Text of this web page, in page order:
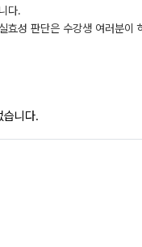
다.
효성 판단은 수강생 여러분이
습니다.